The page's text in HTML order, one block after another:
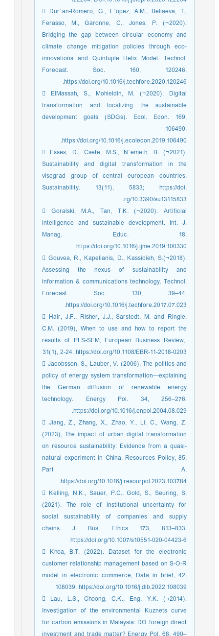
 Dur´an-Romero, G., L´opez, A.M., Beliaeva, T.,
Ferasso, M., Garonne, C., Jones, P. (¬2020).
Bridging the gap between circular economy and
climate change mitigation policies through eco-
innovations and Quintuple Helix Model. Technol.
Forecast. Soc. 160, 120246.
https://doi.org/10.1016/j.techfore.2020.120246.
 ElMassah, S., Mohieldin, M. (¬2020). Digital
transformation and localizing the sustainable
development goals (SDGs). Ecol. Econ. 169,
106490.
https://doi.org/10.1016/j.ecolecon.2019.106490.
 Esses, D., Csete, M.S., N´emeth, B. (¬2021).
Sustainability and digital transformation in the
visegrad group of central european countries.
Sustainability. 13(11), 5833; https://doi.
rg/10.3390/su13115833.
 Goralski, M.A., Tan, T.K. (¬2020). Artificial
intelligence and sustainable development. Int. J.
Manag. Educ. 18.
https://doi.org/10.1016/j.ijme.2019.100330
 Gouvea, R., Kapelianis, D., Kassicieh, S.(¬2018).
Assessing the nexus of sustainability and
information & communications technology. Technol.
Forecast. Soc. 130, 39–44.
https://doi.org/10.1016/j.techfore.2017.07.023.
 Hair, J.F., Risher, J.J., Sarstedt, M. and Ringle,
C.M. (2019), When to use and how to report the
results of PLS-SEM, European Business Review,.
31(1), 2-24. https://doi.org/10.1108/EBR-11-2018-0203
 Jacobsson, S., Lauber, V. (2006). The politics and
policy of energy system transformation—explaining
the German diffusion of renewable energy
technology. Energy Pol. 34, 256–276.
https://doi.org/10.1016/j.enpol.2004.08.029.
 Jiang, Z., Zhang, X., Zhao, Y., Li, C., Wang, Z.
(2023), The impact of urban digital transformation
on resource sustainability: Evidence from a quasi-
natural experiment in China, Resources Policy, 85,
Part A,
https://doi.org/10.1016/j.resourpol.2023.103784.
 Kelling, N.K., Sauer, P.C., Gold, S., Seuring, S.
(2021). The role of institutional uncertainty for
social sustainability of companies and supply
chains. J. Bus. Ethics 173, 813–833.
https://doi.org/10.1007/s10551-020-04423-6
 Khoa, B.T. (2022). Dataset for the electronic
customer relationship management based on S-O-R
model in electronic commerce, Data in brief, 42,
108039. https://doi.org/10.1016/j.dib.2022.108039
 Lau, L.S., Choong, C.K., Eng, Y.K. (¬2014).
Investigation of the environmental Kuznets curve
for carbon emissions in Malaysia: DO foreign direct